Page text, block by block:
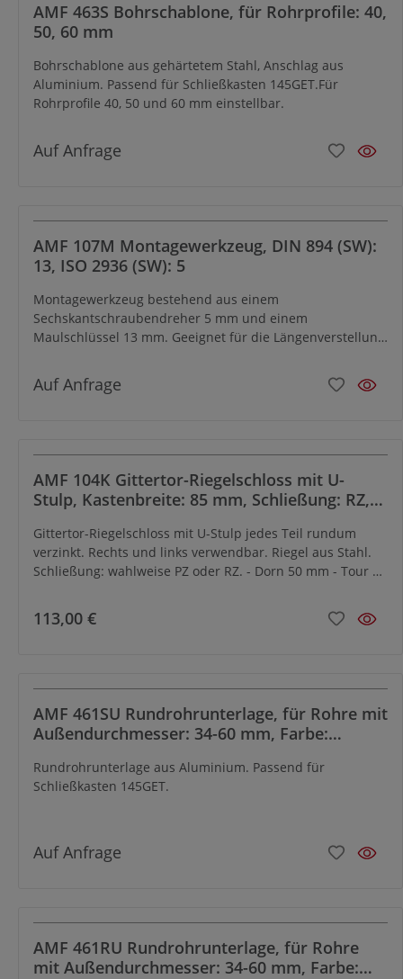
AMF 463S Bohrschablone, für Rohrprofile: 40,
50, 60 mm
Bohrschablone aus gehärtetem Stahl, Anschlag aus
Aluminium. Passend für Schließkasten 145GET.Für
Rohrprofile 40, 50 und 60 mm einstellbar.
Auf Anfrage
AMF 107M Montagewerkzeug, DIN 894 (SW):
13, ISO 2936 (SW): 5
Montagewerkzeug bestehend aus einem
Sechskantschraubendreher 5 mm und einem
Maulschlüssel 13 mm. Geeignet für die Längenverstellung
Auf Anfrage
AMF 104K Gittertor-Riegelschloss mit U-
Stulp, Kastenbreite: 85 mm, Schließung: RZ,
Gittertor-Riegelschloss mit U-Stulp jedes Teil rundum
verzinkt. Rechts und links verwendbar. Riegel aus Stahl.
Schließung: wahlweise PZ oder RZ. - Dorn 50 mm - Tour 2-
113,00 €
AMF 461SU Rundrohrunterlage, für Rohre mit
Außendurchmesser: 34-60 mm, Farbe:
Rundrohrunterlage aus Aluminium. Passend für
Schließkasten 145GET.
Auf Anfrage
AMF 461RU Rundrohrunterlage, für Rohre
mit Außendurchmesser: 34-60 mm, Farbe: